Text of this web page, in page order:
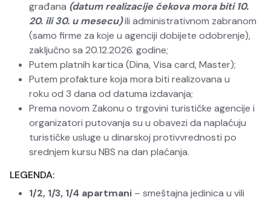
građana (datum realizacije čekova mora biti 10.
20. ili 30. u mesecu)ili administrativnom zabranom
(samo firme za koje u agenciji dobijete odobrenje),
zaključno sa 20.12.2026. godine;
Putem platnih kartica (Dina, Visa card, Master);
Putem profakture koja mora biti realizovana u
roku od 3 dana od datuma izdavanja;
Prema novom Zakonu o trgovini turističke agencije i
organizatori putovanja su u obavezi da naplaćuju
turističke usluge u dinarskoj protivvrednosti po
srednjem kursu NBS na dan plaćanja.
LEGENDA:
1/2, 1/3, 1/4 apartmani – smeštajna jedinica u vili